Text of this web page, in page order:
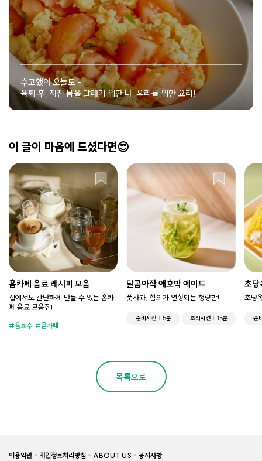
수고했어 오늘도 -
육퇴 후, 지친 몸을 달래기 위한 나, 우리를 위한 요리!
이 글이 마음에 드셨다면😍
홈카페 음료 레시피 모음
집에서도 간단하게 만들 수 있는 홈카
페 음료 모음집!
음료수 홈카페
달콤아작 애호박 에이드
풋사과, 참외가 연상되는 청량함!
준비시간 5분 조리시간 15분
초당
초당
준
목록으로
이용약관 개인정보처리방침 ABOUT US 공지사항